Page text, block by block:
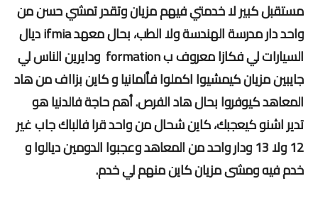
مستقبل كبير لا خدمتي فيهم مزيان وتقدر تمشي حسن من
واحد دار مدرسة الهندسة ولا الطب، بحال معهد ifmia ديال
السيارات لي فكازا معروف ب formation ودايرين الناس لي
جايبين مزيان كيمشيوا اكملوا فألمانيا و كاين بزااف من هاد
المعاهد كيوفروا بحال هاد الفرص. أهم حاجة فالدنيا هو
تدير اشنو كيعجبك، كاين شحال من واحد قرا فالباك جاب غير
12 ولا 13 ودار واحد من المعاهد وعجبوا الدومين ديالوا و
خدم فيه ومشى مزيان كاين منهم لي خدم.